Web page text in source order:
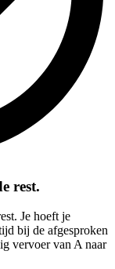
rest.
Je hoeft je
bij de afgesproken
vervoer van A naar